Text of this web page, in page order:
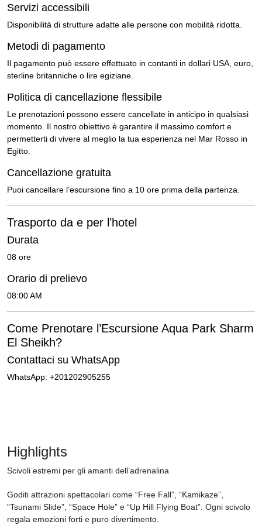
Servizi accessibili
Disponibilità di strutture adatte alle persone con mobilità ridotta.
Metodi di pagamento
Il pagamento può essere effettuato in contanti in dollari USA, euro,
sterline britanniche o lire egiziane.
Politica di cancellazione flessibile
Le prenotazioni possono essere cancellate in anticipo in qualsiasi
momento. Il nostro obiettivo è garantire il massimo comfort e
permetterti di vivere al meglio la tua esperienza nel Mar Rosso in
Egitto.
Cancellazione gratuita
Puoi cancellare l’escursione fino a 10 ore prima della partenza.
Trasporto da e per l’hotel
Durata
08 ore
Orario di prelievo
08:00 AM
Come Prenotare l’Escursione Aqua Park Sharm
El Sheikh?
Contattaci su WhatsApp
WhatsApp: +201202905255
Highlights
Scivoli estremi per gli amanti dell’adrenalina
Goditi attrazioni spettacolari come “Free Fall”, “Kamikaze”,
“Tsunami Slide”, “Space Hole” e “Up Hill Flying Boat”. Ogni scivolo
regala emozioni forti e puro divertimento.